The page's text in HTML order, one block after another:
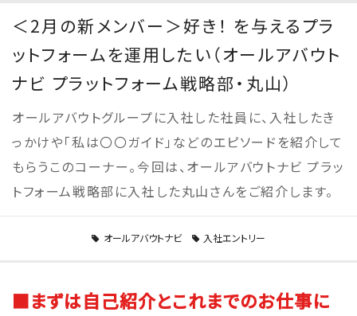
＜2月の新メンバー＞好き！ を与えるプラ
ットフォームを運用したい（オールアバウト
ナビ プラットフォーム戦略部・丸山）
オールアバウトグループに入社した社員に、入社したき
っかけや「私は〇〇ガイド」などのエピソードを紹介して
もらうこのコーナー。今回は、オールアバウトナビ プラッ
トフォーム戦略部に入社した丸山さんをご紹介します。
オールアバウトナビ 入社エントリー
■まずは自己紹介とこれまでのお仕事に